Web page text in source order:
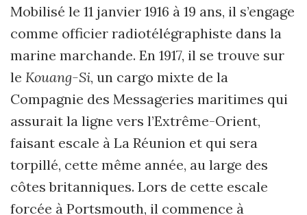
Mobilisé le 11 janvier 1916 à 19 ans, il s’engage
comme officier radiotélégraphiste dans la
marine marchande. En 1917, il se trouve sur
le Kouang-Si, un cargo mixte de la
Compagnie des Messageries maritimes qui
assurait la ligne vers l’Extrême-Orient,
faisant escale à La Réunion et qui sera
torpillé, cette même année, au large des
côtes britanniques. Lors de cette escale
forcée à Portsmouth, il commence à